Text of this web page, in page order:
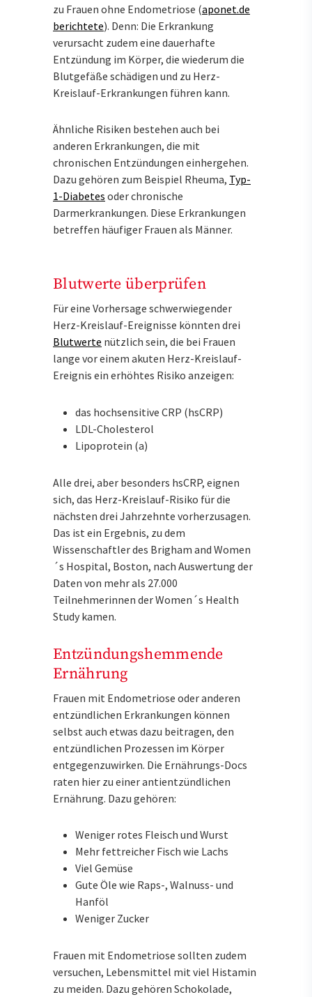
zu Frauen ohne Endometriose (aponet.de
berichtete). Denn: Die Erkrankung
verursacht zudem eine dauerhafte
Entzündung im Körper, die wiederum die
Blutgefäße schädigen und zu Herz-
Kreislauf-Erkrankungen führen kann.
Ähnliche Risiken bestehen auch bei
anderen Erkrankungen, die mit
chronischen Entzündungen einhergehen.
Dazu gehören zum Beispiel Rheuma, Typ-
1-Diabetes oder chronische
Darmerkrankungen. Diese Erkrankungen
betreffen häufiger Frauen als Männer.
Blutwerte überprüfen
Für eine Vorhersage schwerwiegender
Herz-Kreislauf-Ereignisse könnten drei
Blutwerte nützlich sein, die bei Frauen
lange vor einem akuten Herz-Kreislauf-
Ereignis ein erhöhtes Risiko anzeigen:
das hochsensitive CRP (hsCRP)
LDL-Cholesterol
Lipoprotein (a)
Alle drei, aber besonders hsCRP, eignen
sich, das Herz-Kreislauf-Risiko für die
nächsten drei Jahrzehnte vorherzusagen.
Das ist ein Ergebnis, zu dem
Wissenschaftler des Brigham and Women
´s Hospital, Boston, nach Auswertung der
Daten von mehr als 27.000
Teilnehmerinnen der Women´s Health
Study kamen.
Entzündungshemmende
Ernährung
Frauen mit Endometriose oder anderen
entzündlichen Erkrankungen können
selbst auch etwas dazu beitragen, den
entzündlichen Prozessen im Körper
entgegenzuwirken. Die Ernährungs-Docs
raten hier zu einer antientzündlichen
Ernährung. Dazu gehören:
Weniger rotes Fleisch und Wurst
Mehr fettreicher Fisch wie Lachs
Viel Gemüse
Gute Öle wie Raps-, Walnuss- und
Hanföl
Weniger Zucker
Frauen mit Endometriose sollten zudem
versuchen, Lebensmittel mit viel Histamin
zu meiden. Dazu gehören Schokolade,